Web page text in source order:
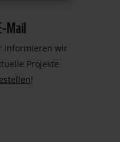
Mail
informieren wir
Projekte
!